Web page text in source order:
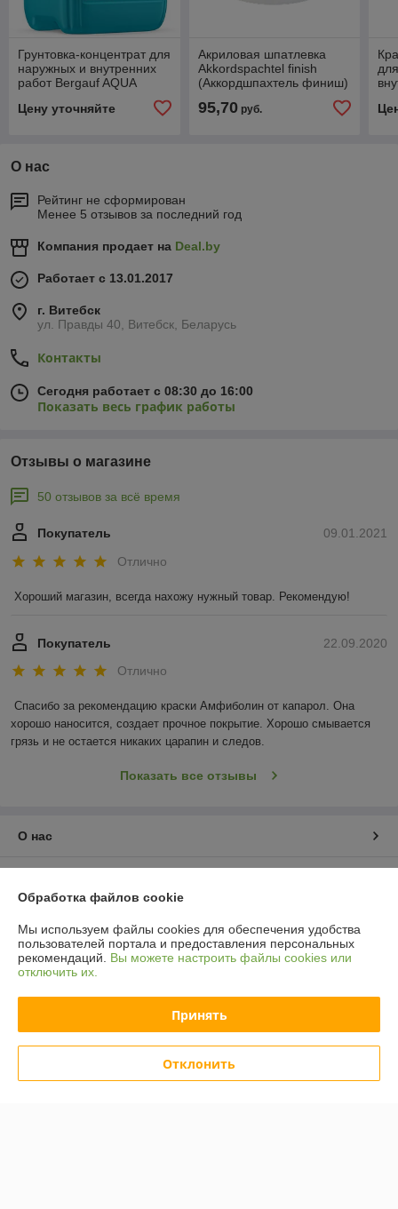
Грунтовка-концентрат для
наружных и внутренних
работ Bergauf AQUA
Цену уточняйте
Акриловая шпатлевка
Akkordspachtel finish
(Аккордшпахтель финиш)
95,70руб.
О нас
Рейтинг не сформирован
Менее 5 отзывов за последний год
Компания продает на Deal.by
Работает с 13.01.2017
г. Витебск
ул. Правды 40, Витебск, Беларусь
Контакты
Сегодня работает с 08:30 до 16:00
Показать весь график работы
Отзывы о магазине
50 отзывов за всё время
09.01.2021
Покупатель
Отлично
Хороший магазин, всегда нахожу нужный товар. Рекомендую!
22.09.2020
Покупатель
Отлично
Спасибо за рекомендацию краски Амфиболин от капарол. Она
хорошо наносится, создает прочное покрытие. Хорошо смывается
грязь и не остается никаких царапин и следов.
Показать все отзывы
О нас
График работы
Полная версия сайта
Политика обработки cookies
Обработка файлов cookie
Мы используем файлы cookies для обеспечения удобства
пользователей портала и предоставления персональных
рекомендаций. Вы можете настроить файлы cookies или
отключить их.
Принять
Отклонить